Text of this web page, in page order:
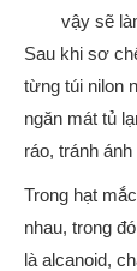
vậy sẽ
Sau khi sơ
từng túi nilon
ngăn mát tủ
ráo, tránh
Trong hạt
nhau, trong
là alcanoid,